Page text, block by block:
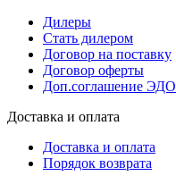
Дилеры
Стать дилером
Договор на поставку
Договор оферты
Доп.соглашение ЭДО
Доставка и оплата
Доставка и оплата
Порядок возврата